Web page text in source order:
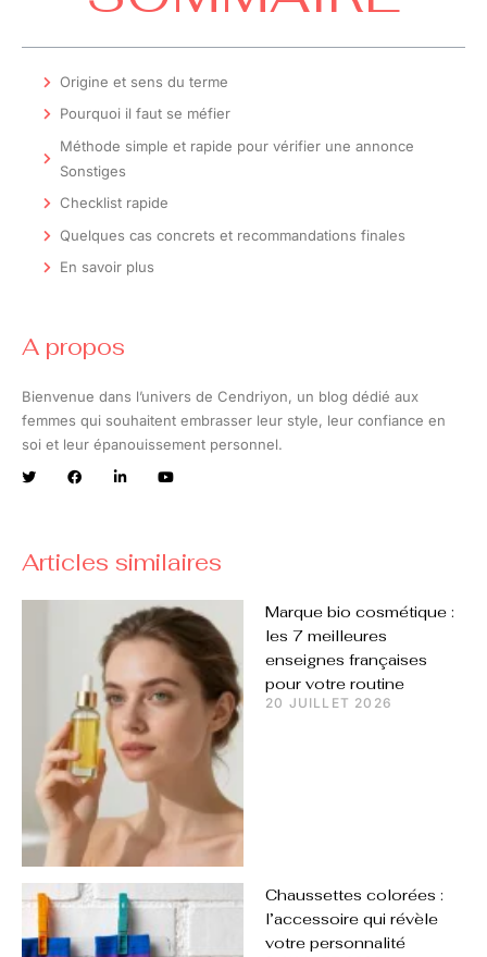
Origine et sens du terme
Pourquoi il faut se méfier
Méthode simple et rapide pour vérifier une annonce
Sonstiges
Checklist rapide
Quelques cas concrets et recommandations finales
En savoir plus
A propos
Bienvenue dans l’univers de Cendriyon, un blog dédié aux
femmes qui souhaitent embrasser leur style, leur confiance en
soi et leur épanouissement personnel.
Articles similaires
Marque bio cosmétique :
les 7 meilleures
enseignes françaises
pour votre routine
20 JUILLET 2026
Chaussettes colorées :
l’accessoire qui révèle
votre personnalité